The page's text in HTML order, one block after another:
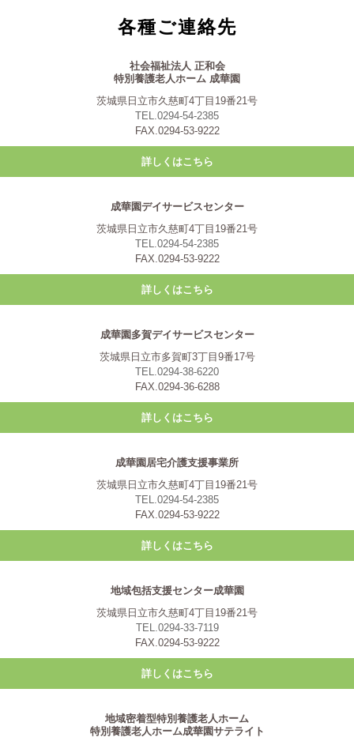
各種ご連絡先
社会福祉法人 正和会
特別養護老人ホーム 成華園
茨城県日立市久慈町4丁目19番21号
TEL.0294-54-2385
FAX.0294-53-9222
詳しくはこちら
成華園デイサービスセンター
茨城県日立市久慈町4丁目19番21号
TEL.0294-54-2385
FAX.0294-53-9222
詳しくはこちら
成華園多賀デイサービスセンター
茨城県日立市多賀町3丁目9番17号
TEL.0294-38-6220
FAX.0294-36-6288
詳しくはこちら
成華園居宅介護支援事業所
茨城県日立市久慈町4丁目19番21号
TEL.0294-54-2385
FAX.0294-53-9222
詳しくはこちら
地域包括支援センター成華園
茨城県日立市久慈町4丁目19番21号
TEL.0294-33-7119
FAX.0294-53-9222
詳しくはこちら
地域密着型特別養護老人ホーム
特別養護老人ホーム成華園サテライト